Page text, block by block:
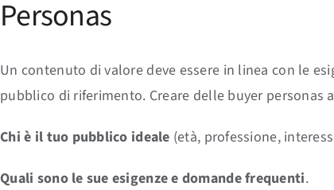
Personas
Un contenuto di valore deve essere in linea con le
pubblico di riferimento. Creare delle buyer personas
Chi è il tuo pubblico ideale (età, professione,
Quali sono le sue esigenze e domande frequenti.